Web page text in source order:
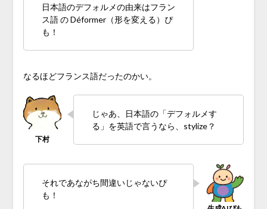
日本語のデフォルメの由来はフラン
ス語 の Déformer（形を変える）ぴ
も！
なるほどフランス語だったのかい。
じゃあ、日本語の「デフォルメす
る」を英語で言うなら、stylize？
それであながち間違いじゃないぴ
も！